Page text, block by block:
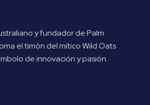
y fundador de Palm
el timón del mítico Wild Oats
de innovación y pasión.